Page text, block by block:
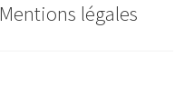
Mentions légales